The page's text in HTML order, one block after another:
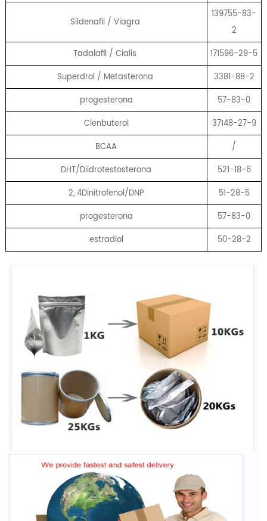
Sildenafil / Viagra
139755-83-
2
Tadalafil / Cialis
171596-29-5
Superdrol / Metasterona
3381-88-2
progesterona
57-83-0
Clenbuterol
37148-27-9
BCAA
/
DHT/Diidrotestosterona
521-18-6
2, 4Dinitrofenol/DNP
51-28-5
progesterona
57-83-0
estradiol
50-28-2